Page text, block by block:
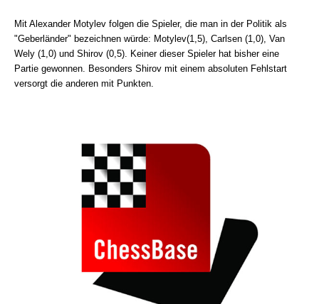
Mit Alexander Motylev folgen die Spieler, die man in der Politik als
"Geberländer" bezeichnen würde: Motylev(1,5), Carlsen (1,0), Van
Wely (1,0) und Shirov (0,5). Keiner dieser Spieler hat bisher eine
Partie gewonnen. Besonders Shirov mit einem absoluten Fehlstart
versorgt die anderen mit Punkten.